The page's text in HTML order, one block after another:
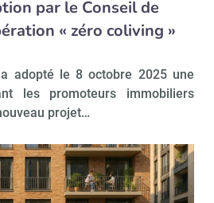
par le Conseil de
« zéro coliving »
adopté le 8 octobre 2025 une
les promoteurs immobiliers
projet…
Immo Matin
Valider
déjà
Je déciderai plus
tard